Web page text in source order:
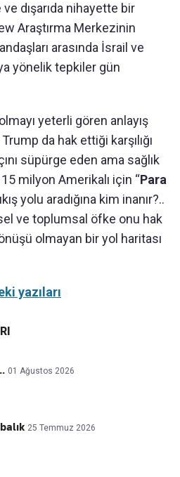
dışarıda nihayette bir
Araştırma Merkezinin
arasında İsrail ve
yönelik tepkiler gün
yeterli gören anlayış
Trump da hak ettiği karşılığı
süpürge eden ama sağlık
milyon Amerikalı için “Para
yolu aradığına kim inanır?..
ve toplumsal öfke onu hak
olmayan bir yol haritası
yazıları
01 Ağustos 2026
25 Temmuz 2026